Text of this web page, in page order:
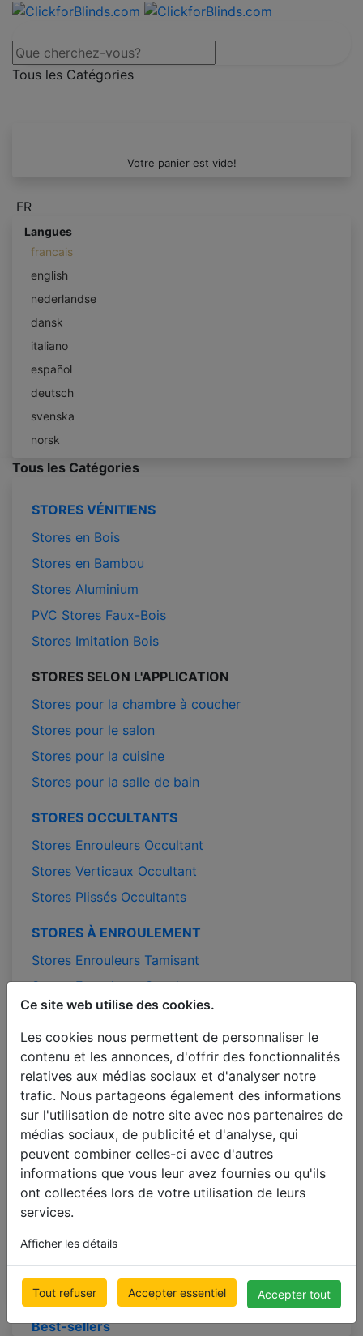
Ce site web utilise des cookies.
Les cookies nous permettent de personnaliser le
contenu et les annonces, d'offrir des fonctionnalités
relatives aux médias sociaux et d'analyser notre
trafic. Nous partageons également des informations
sur l'utilisation de notre site avec nos partenaires de
médias sociaux, de publicité et d'analyse, qui
peuvent combiner celles-ci avec d'autres
informations que vous leur avez fournies ou qu'ils
ont collectées lors de votre utilisation de leurs
services.
Afficher les détails
Tout refuser Accepter essentiel Accepter tout
Tous les Catégories
Votre panier est vide!
FR
Langues
francais
english
nederlandse
dansk
italiano
español
deutsch
svenska
norsk
Tous les Catégories
STORES VÉNITIENS
Stores en Bois
Stores en Bambou
Stores Aluminium
PVC Stores Faux-Bois
Stores Imitation Bois
STORES SELON L'APPLICATION
Stores pour la chambre à coucher
Stores pour le salon
Stores pour la cuisine
Stores pour la salle de bain
STORES OCCULTANTS
Stores Enrouleurs Occultant
Stores Verticaux Occultant
Stores Plissés Occultants
STORES À ENROULEMENT
Stores Enrouleurs Tamisant
Stores Enrouleurs Occultant
Stores Enrouleurs Jour / Nuit
Stores enrouleurs sur mesure
Stores enrouleurs pas chers
STORES VERTICAUX
Stores Verticaux Tamisant
Stores Verticaux Occultant
STORES PLISSÉS
Stores Plissés
Stores Plissés Occultants
Stores Plissés Double
Best-sellers
Best-sellers